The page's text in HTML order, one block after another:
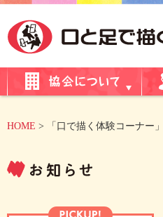
HOME > 「口で描く体験コーナー